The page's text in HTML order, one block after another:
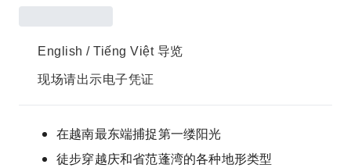
English / Tiếng Việt 导览
现场请出示电子凭证
在越南最东端捕捉第一缕阳光
徒步穿越庆和省范蓬湾的各种地形类型